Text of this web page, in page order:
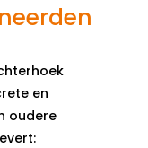
en
oudere